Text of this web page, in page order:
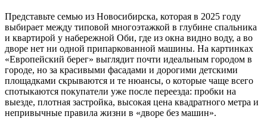
Представьте семью из Новосибирска, которая в 2025 году
выбирает между типовой многоэтажкой в глубине спальника
и квартирой у набережной Оби, где из окна видно воду, а во
дворе нет ни одной припаркованной машины. На картинках
«Европейский берег» выглядит почти идеальным городом в
городе, но за красивыми фасадами и дорогими детскими
площадками скрываются и те нюансы, о которые чаще всего
спотыкаются покупатели уже после переезда: пробки на
выезде, плотная застройка, высокая цена квадратного метра и
непривычные правила жизни в «дворе без машин».